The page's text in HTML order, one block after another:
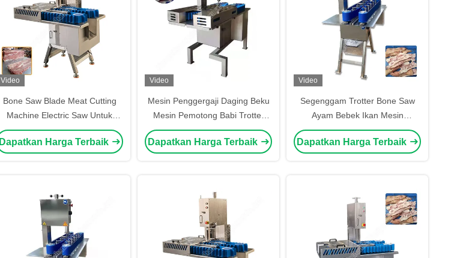
Video
Bone Saw Blade Meat Cutting
Machine Electric Saw Untuk
Bone And Meat Meat And Bone
Band Saw Machine
Dapatkan Harga Terbaik
Video
Mesin Penggergaji Daging Beku
Mesin Pemotong Babi Trotter
Mesin Gergaji Tulang Meja Mesin
Gergaji Tulang Mesin Pemotong
Dapatkan Harga Terbaik
Video
Segenggam Trotter Bone Saw
Ayam Bebek Ikan Mesin
setengah memotong Mesin Bone
Saw
Dapatkan Harga Terbaik